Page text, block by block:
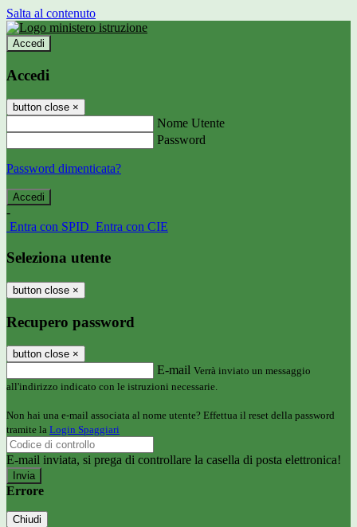
Salta al contenuto
Accedi
Accedi
button close ×
Nome Utente
Password
Password dimenticata?
-
Entra con SPID Entra con CIE
Seleziona utente
button close ×
Recupero password
button close ×
E-mail Verrà inviato un messaggio
all'indirizzo indicato con le istruzioni necessarie.
Non hai una e-mail associata al nome utente? Effettua il reset della password
tramite la Login Spaggiari
E-mail inviata, si prega di controllare la casella di posta elettronica!
Errore
Chiudi